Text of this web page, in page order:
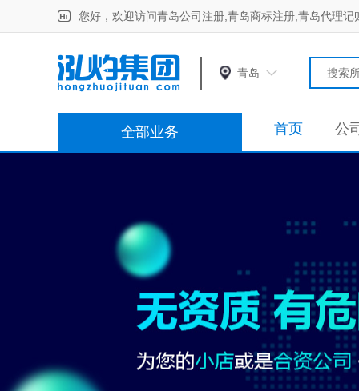
您好，欢迎访问青岛公司注册,青岛商标注册,青岛代理记
青岛
全部业务 首页 公